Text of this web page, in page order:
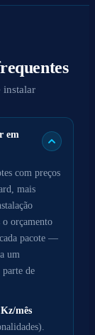
instalar
em
com preços
mais
orçamento
pacote —
um
parte de
mês